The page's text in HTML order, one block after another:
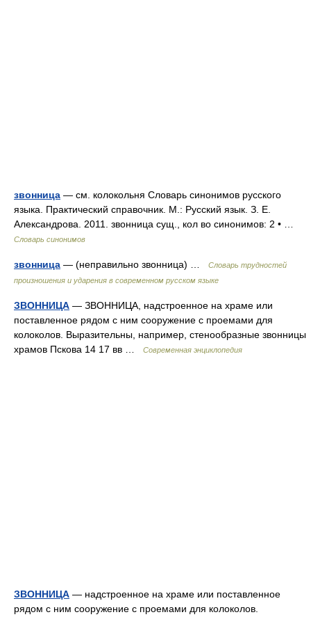
звонница — см. колокольня Словарь синонимов русского
языка. Практический справочник. М.: Русский язык. З. Е.
Александрова. 2011. звонница сущ., кол во синонимов: 2 • …
Словарь синонимов
звонница — (неправильно звонница) …
Словарь трудностей
произношения и ударения в современном русском языке
ЗВОННИЦА — ЗВОННИЦА, надстроенное на храме или
поставленное рядом с ним сооружение с проемами для
колоколов. Выразительны, например, стенообразные звонницы
храмов Пскова 14 17 вв …
Современная энциклопедия
ЗВОННИЦА — надстроенное на храме или поставленное
рядом с ним сооружение с проемами для колоколов.